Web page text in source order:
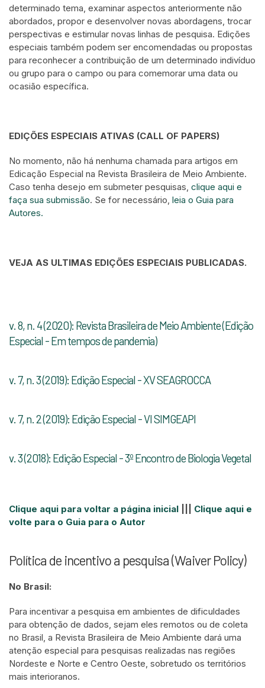
determinado tema, examinar aspectos anteriormente não
abordados, propor e desenvolver novas abordagens, trocar
perspectivas e estimular novas linhas de pesquisa. Edições
especiais também podem ser encomendadas ou propostas
para reconhecer a contribuição de um determinado indivíduo
ou grupo para o campo ou para comemorar uma data ou
ocasião específica.
EDIÇÕES ESPECIAIS ATIVAS (CALL OF PAPERS)
No momento, não há nenhuma chamada para artigos em
Edicação Especial na Revista Brasileira de Meio Ambiente.
Caso tenha desejo em submeter pesquisas, clique aqui e
faça sua submissão. Se for necessário, leia o Guia para
Autores.
VEJA AS ULTIMAS EDIÇÕES ESPECIAIS PUBLICADAS.
v. 8, n. 4 (2020): Revista Brasileira de Meio Ambiente (Edição
Especial - Em tempos de pandemia)
v. 7, n. 3 (2019): Edição Especial - XV SEAGROCCA
v. 7, n. 2 (2019): Edição Especial - VI SIMGEAPI
v. 3 (2018): Edição Especial - 3º Encontro de Biologia Vegetal
Clique aqui para voltar a página inicial
Clique aqui e
volte para o Guia para o Autor
Política de incentivo a pesquisa (Waiver Policy)
No Brasil:
Para incentivar a pesquisa em ambientes de dificuldades
para obtenção de dados, sejam eles remotos ou de coleta
no Brasil, a Revista Brasileira de Meio Ambiente dará uma
atenção especial para pesquisas realizadas nas regiões
Nordeste e Norte e Centro Oeste, sobretudo os territórios
mais interioranos.